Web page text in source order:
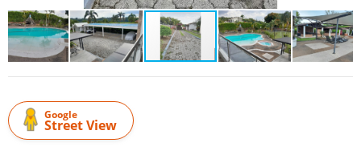
Google
Street View